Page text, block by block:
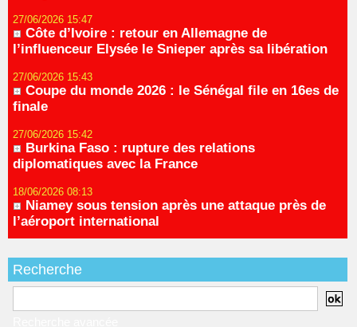
27/06/2026 15:47
Côte d’Ivoire : retour en Allemagne de
l’influenceur Elysée le Snieper après sa libération
27/06/2026 15:43
Coupe du monde 2026 : le Sénégal file en 16es de
finale
27/06/2026 15:42
Burkina Faso : rupture des relations
diplomatiques avec la France
18/06/2026 08:13
Niamey sous tension après une attaque près de
l’aéroport international
Recherche